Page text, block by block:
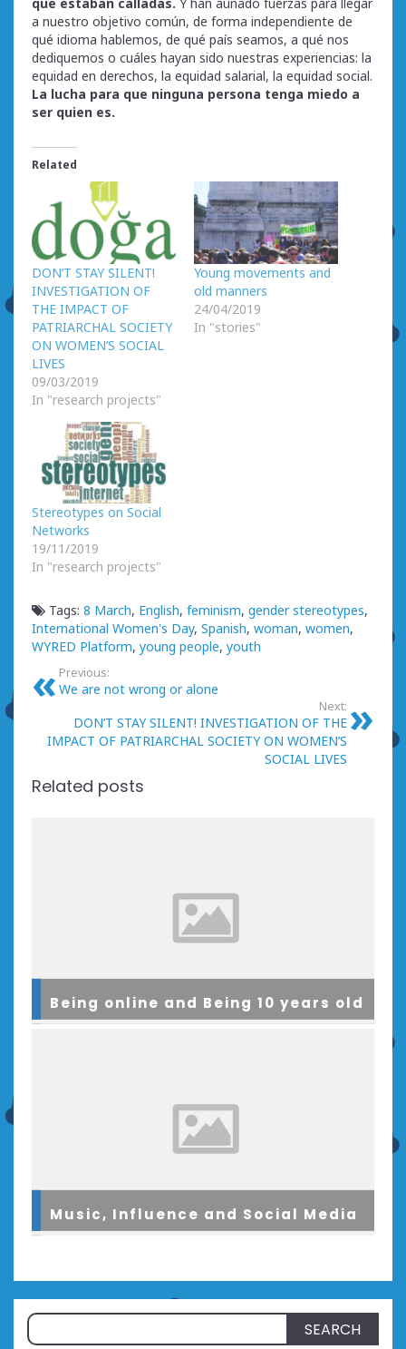
a nuestro objetivo común, de forma independiente de
qué idioma hablemos, de qué país seamos, a qué nos
dediquemos o cuáles hayan sido nuestras experiencias: la
equidad en derechos, la equidad salarial, la equidad social.
La lucha para que ninguna persona tenga miedo a
ser quien es.
Related
DON’T STAY SILENT!
INVESTIGATION OF
THE IMPACT OF
PATRIARCHAL SOCIETY
ON WOMEN’S SOCIAL
LIVES
09/03/2019
In "research projects"
Young movements and
old manners
24/04/2019
In "stories"
Stereotypes on Social
Networks
19/11/2019
In "research projects"
Tags: 8 March, English, feminism, gender stereotypes,
International Women's Day, Spanish, woman, women,
WYRED Platform, young people, youth
Previous:
We are not wrong or alone
Next:
DON’T STAY SILENT! INVESTIGATION OF THE
IMPACT OF PATRIARCHAL SOCIETY ON WOMEN’S
SOCIAL LIVES
Related posts
Being online and Being 10 years old
Music, Influence and Social Media
Search
for: